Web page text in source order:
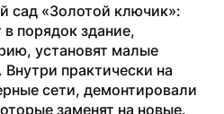
сад «Золотой ключик»:
порядок здание,
установят малые
практически на
сети, демонтировали
заменят на новые.